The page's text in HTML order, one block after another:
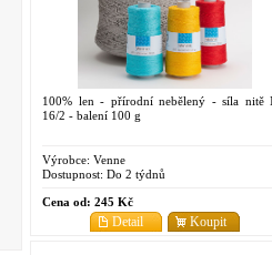
100% len - přírodní nebělený - síla nitě
16/2 - balení 100 g
Výrobce: Venne
Dostupnost: Do 2 týdnů
Cena od: 245 Kč
Koupit
Detail